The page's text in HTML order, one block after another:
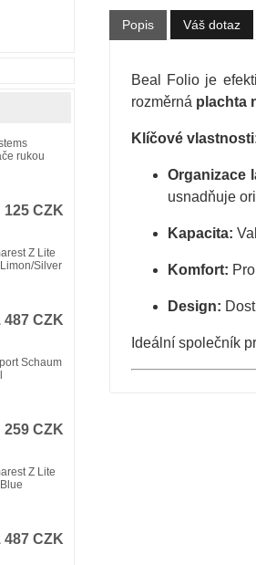
Popis Váš dotaz
Beal Folio je
rozměrná plachta
Klíčové
Organizace
usnadňuje
Kapacita:
Komfort:
Design:
Ideální společník
rukou
125 CZK
Z Lite
Silver
487 CZK
Schaum
259 CZK
Z Lite
487 CZK